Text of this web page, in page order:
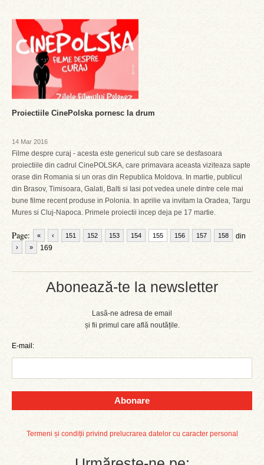
Abonează-te la newsletter
Lasă-ne adresa de email
și fii primul care află noutățile.
E-mail:
Abonare
Termeni și condiții privind prelucrarea datelor cu caracter personal
Proiectiile CinePolska pornesc la drum
14 Mar 2016
Filme despre curaj - acesta este genericul sub care se desfasoara
proiectiile din cadrul CinePOLSKA, care primavara aceasta viziteaza sapte
orase din Romania si un oras din Republica Moldova. In martie, publicul
din Brasov, Timisoara, Galati, Balti si Iasi pot vedea unele dintre cele mai
bune filme recent produse in Polonia. In aprilie va invitam la Oradea, Targu
Mures si Cluj-Napoca. Primele proiectii incep deja pe 17 martie.
Page: « ‹ 151 152 153 154 155 156 157 158
din
169
› »